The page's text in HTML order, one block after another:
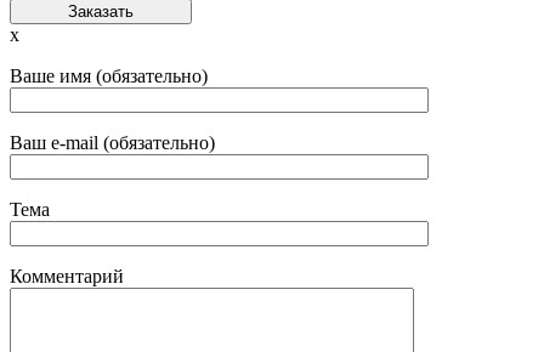
Заказать
x
Ваше имя (обязательно)
Ваш e-mail (обязательно)
Тема
Комментарий